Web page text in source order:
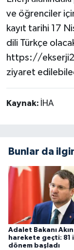
ve öğrenciler
kayıt tarihi 17
dili Türkçe
https://
ziyaret
Kaynak: İHA
Bunlar da
Adalet Bakanı
harekete geçti: 81
dönem başladı